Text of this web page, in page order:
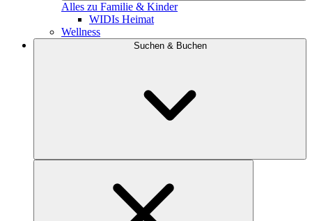
Alles zu Familie & Kinder
WIDIs Heimat
Wellness
Suchen & Buchen